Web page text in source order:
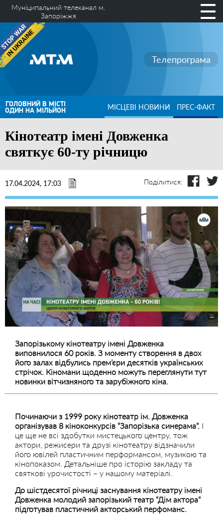
Муніципальний телеканал м.
Запоріжжя
Телепрограма
ГОЛОВНИЙ В МІСТІ
ОДИН НА МІЛЬЙОН МІСЦЕВІ НОВИНИ ПРЕС-ФАКТ
Кінотеатр імені Довженка
святкує 60-ту річницю
17.04.2024, 17:03 Поділитися:
Запорізькому кінотеатру імені Довженка
виповнилося 60 років. З моменту створення в двох
його залах відбулись прем’єри десятків українських
стрічок. Кіномани щоденно можуть переглянути тут
новинки вітчизняного та зарубіжного кіна.
Починаючи з 1999 року кінотеатр ім. Довженка
організував 8 кіноконкурсів “Запорізька синерама”. І
це ще не всі здобутки мистецького центру, тож
актори, режисери та друзі кінотеатру відзначили
його ювілей пластичним перформансом, музикою та
кінопоказом. Детальніше про історію закладу та
святкові урочистості – у нашому матеріалі.
До шістдесятої річниці заснування кінотеатру імені
Довженка молодий запорізький театр “Дім актора”
підготував пластичний акторський перфоманс.